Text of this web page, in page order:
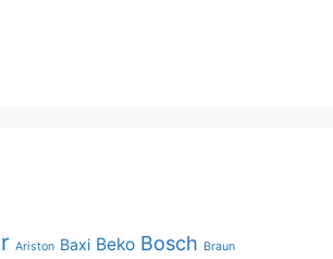
Ariston Baxi Beko Bosch Braun